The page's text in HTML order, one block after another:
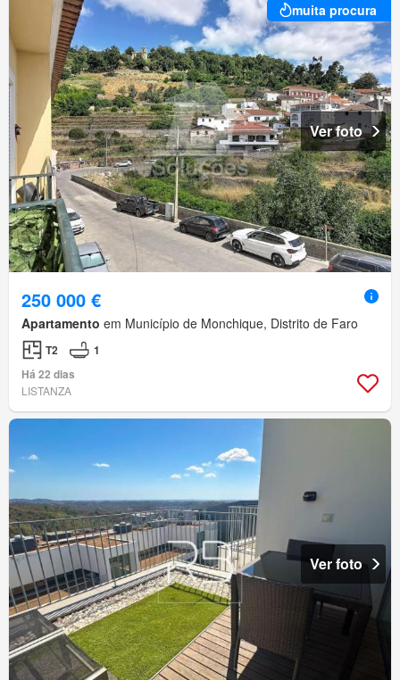
muita procura
Ver foto
250 000 €
Apartamento em Município de Monchique, Distrito de Faro
T2
1
Há 22 dias
LISTANZA
Ver foto